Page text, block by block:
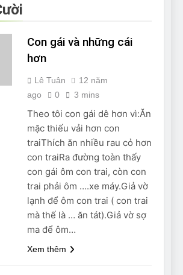
much as you think and here’s
why!
7 Năm Ago
Do Bulldogs Fart? Yes! And
How to Stop It!
7 Năm Ago
The Ultimate Guide to What
Bulldogs Can (and can’t) Eat
7 Năm Ago
Bulldog Anal Gland Problem
and How to Treat It
7 Năm Ago
Can Bulldogs Run Long
Distances?
7 Năm Ago
Can Bulldogs Play Fetch?
And How to Train Them!
7 Năm Ago
How Often Do I Need to
Groom My Bulldog
Con gái và những cái
hơn
Lê Tuân
12 năm
ago
0 3 mins
Theo tôi con gái dê hơn vì:Ăn
mặc thiếu vải hơn con
traiThích ăn nhiều rau cỏ hơn
con traiRa đường toàn thấy
con gái ôm con trai, còn con
trai phải ôm ….xe máy.Giả vờ
lạnh để ôm con trai ( con trai
mà thế là … ăn tát).Giả vờ sợ
ma để ôm…
Xem thêm